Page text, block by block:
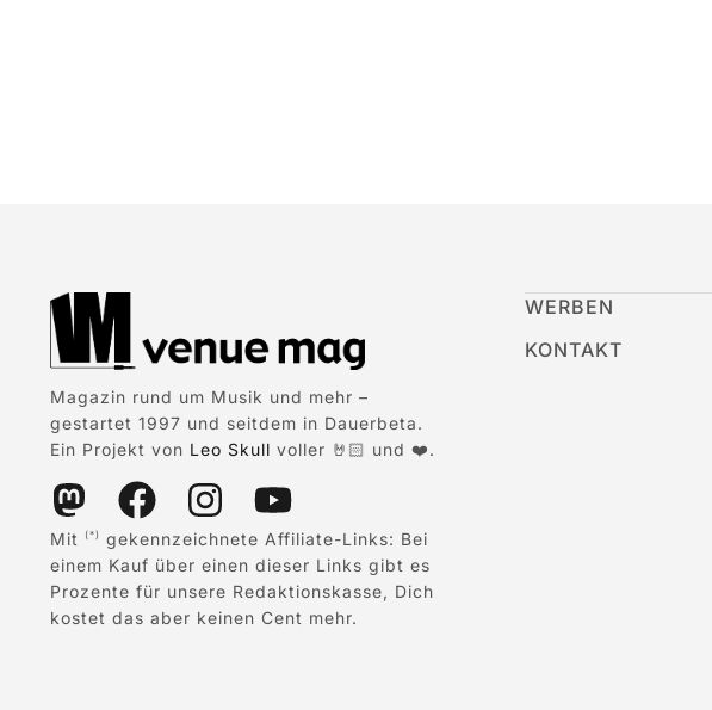
Magazin rund um Musik und mehr –
gestartet 1997 und seitdem in Dauerbeta.
Ein Projekt von Leo Skull voller 🤘🏻 und ❤️.
Mit (*)
gekennzeichnete Affiliate-Links: Bei
einem Kauf über einen dieser Links gibt es
Prozente für unsere Redaktionskasse, Dich
kostet das aber keinen Cent mehr.
WERBEN
KONTAKT